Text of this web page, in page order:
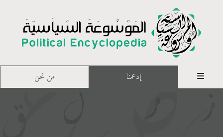
إدعمنا من نحن